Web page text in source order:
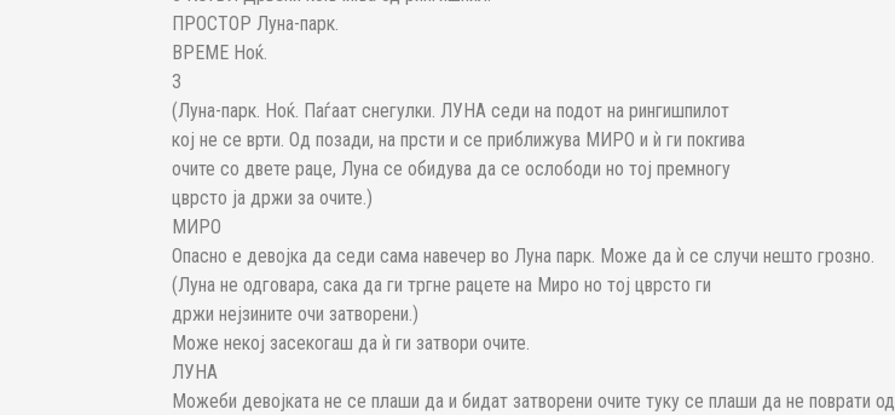
ПРОСТОР Луна-парк.
ВРЕМЕ Ноќ.
3
(Луна-парк. Ноќ. Паѓаат снегулки. ЛУНА седи на подот на рингишпилот
кој не се врти. Од позади, на прсти и се приближува МИРО и ѝ ги покrива
очите со двете раце, Луна се обидува да се ослободи но тој премногу
цврсто ја држи за очите.)
МИРО
Опасно е девојка да седи сама навечер во Луна парк. Може да ѝ се случи нешто грозно.
(Луна не одговара, сака да ги тргне рацете на Миро но тој цврсто ги
држи нејзините очи затворени.)
Може некој засекогаш да ѝ ги затвори очите.
ЛУНА
Можеби девојката не се плаши да и бидат затворени очите туку се плаши да не поврати од